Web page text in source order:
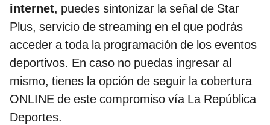
internet, puedes sintonizar la señal de Star
Plus, servicio de streaming en el que podrás
acceder a toda la programación de los eventos
deportivos. En caso no puedas ingresar al
mismo, tienes la opción de seguir la cobertura
ONLINE de este compromiso vía La República
Deportes.